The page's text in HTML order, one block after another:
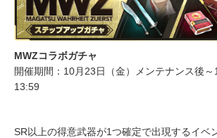
MWZコラボガチャ
開催期間：10月23日（金）メンテナンス後～
13:59
SR以上の得意武器が1つ確定で出現するイベ